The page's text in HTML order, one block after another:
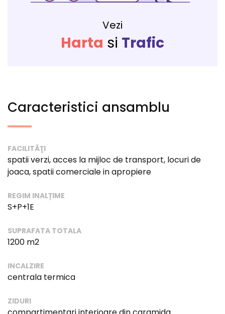
Vezi
Harta si Trafic
Caracteristici ansamblu
FACILITĂŢI
spatii verzi, acces la mijloc de transport, locuri de
joaca, spatii comerciale in apropiere
REGIM INALȚIME
S+P+1E
SUPRAFATA TOTALA
1200 m2
INCALZIRE
centrala termica
ZIDURI